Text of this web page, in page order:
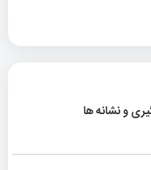
و نشانه ها